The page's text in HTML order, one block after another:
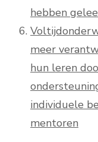
hebben
meer
hun leren
individuele
mentoren